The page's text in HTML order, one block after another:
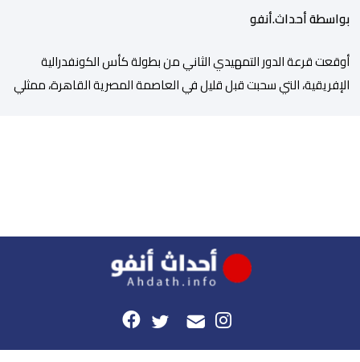
بواسطة أحداث.أنفو
أوقعت قرعة الدور التمهيدي الثاني من بطولة كأس الكونفدرالية
الإفريقية، التي سحبت قبل قليل في العاصمة المصرية القاهرة، ممثلي